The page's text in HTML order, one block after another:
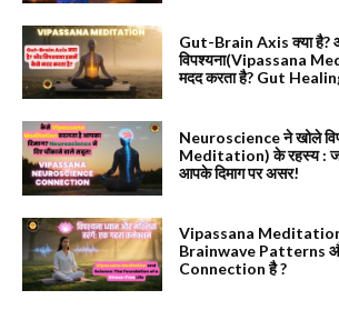
Gut-Brain Axis क्या है?
विपश्यना(Vipassana
मदद करता है? Gut
Neuroscience ने खोले
Meditation) के रहस्य :
आपके दिमाग पर असर!
Vipassana Meditation
Brainwave Patterns और
Connection है ?